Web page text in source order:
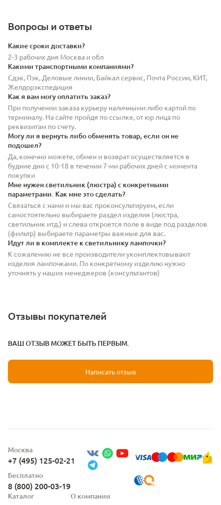
Вопросы и ответы
Какие сроки доставки?
2-3 рабочих дня Москва и обл
Какими транспортными компаниями?
Сдэк, Пэк, Деловые линии, Байкал сервис, Почта России, КИТ,
Желдорэкспедиция
Как я вам могу оплатить заказ?
При получении заказа курьеру наличными либо картой по
терминалу. На сайте пройдя по ссылке, от юр лица по
реквизитам по счету.
Могу ли я вернуть либо обменять товар, если он не
подошел?
Да, конечно можете, обмен и возврат осуществляется в
будние дни с 10-18 в течении 7-ми рабочих дней с момента
покупки
Мне нужен светильник (люстра) с конкретными
параметрами. Как мне это сделать?
Связаться с нами и мы вас проконсультируем, если
самостоятельно выбираете раздел изделия (люстра,
светильник итд.) и слева откроется поле в виде под разделов
(фильтр) выбираете параметры важные для вас.
Идут ли в комплекте к светильнику лампочки?
К сожалению не все производители укомплектовывают
изделия лампочками. По конкретному изделию нужно
уточнять у наших менеджеров (консультантов)
Отзывы покупателей
ВАШ ОТЗЫВ МОЖЕТ БЫТЬ ПЕРВЫМ.
Написать отзыв
Москва
+7 (495) 125-02-21
Бесплатно
8 (800) 200-03-19
Каталог О компании